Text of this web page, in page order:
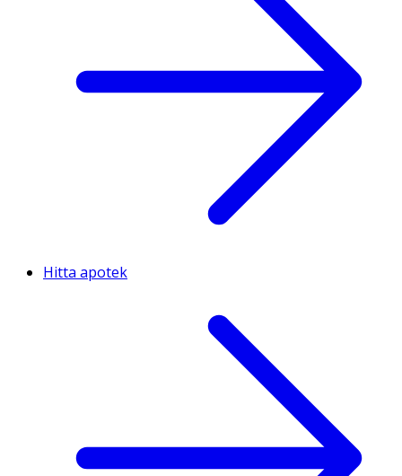
Hitta apotek